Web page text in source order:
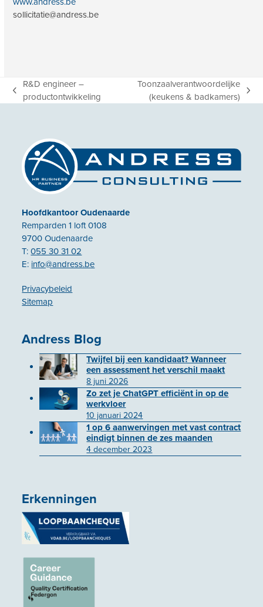
sollicitatie@andress.be
previous
R&D engineer –
productontwikkeling
Toonzaalverantwoordelijke
(keukens & badkamers)
Hoofdkantoor Oudenaarde
Remparden 1 loft 0108
9700 Oudenaarde
T:055 30 31 02
E: info@andress.be
Privacybeleid
Sitemap
Andress Blog
Twijfel bij een kandidaat? Wanneer
een assessment het verschil maakt
8 juni 2026
Zo zet je ChatGPT efficiënt in op de
werkvloer
10 januari 2024
1 op 6 aanwervingen met vast contract
eindigt binnen de zes maanden
4 december 2023
Erkenningen